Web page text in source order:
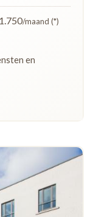
/maand (*)
en